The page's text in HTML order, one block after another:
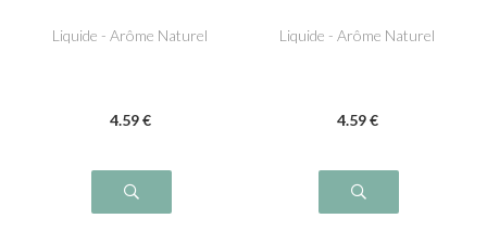
Liquide - Arôme Naturel
4.59 €
Liquide - Arôme Naturel
4.59 €